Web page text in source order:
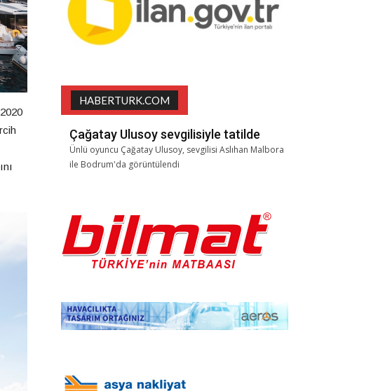
HABERTURK.COM
Çağatay Ulusoy sevgilisiyle tatilde
Ünlü oyuncu Çağatay Ulusoy, sevgilisi Aslıhan Malbora
ile Bodrum'da görüntülendi